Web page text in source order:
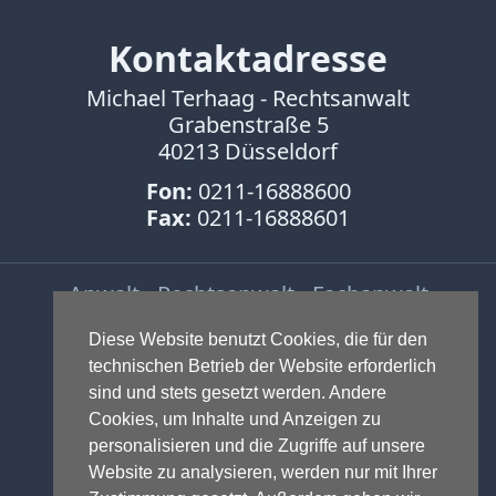
Diese Website benutzt Cookies, die für den
technischen Betrieb der Website erforderlich
sind und stets gesetzt werden. Andere
Cookies, um Inhalte und Anzeigen zu
personalisieren und die Zugriffe auf unsere
Website zu analysieren, werden nur mit Ihrer
Kontaktadresse
Michael Terhaag - Rechtsanwalt
Grabenstraße 5
40213 Düsseldorf
Fon: 0211-16888600
Fax: 0211-16888601
Anwalt - Rechtsanwalt - Fachanwalt
Fachanwalt für IT-Recht -
Markenrecht,Wettbewerbsrecht,
Urheberrecht,IT-Recht und
Onlinerecht,E-Commerce,
Designrecht,Medienrecht &
Presserecht,Datenschutzrechtund